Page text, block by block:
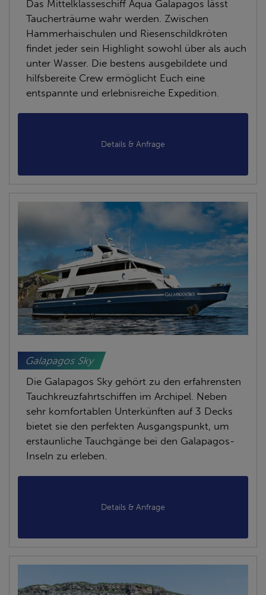
Das Mittelklasseschiff Aqua Galapagos lässt
Taucherträume wahr werden. Zwischen
Hammerhaischulen und Riesenschildkröten
findet jeder sein Highlight sowohl über als auch
unter Wasser. Die bestens ausgebildete und
hilfsbereite Crew ermöglicht Euch eine
entspannte und erlebnisreiche Expedition.
Details & Anfrage
Galapagos Sky
Die Galapagos Sky gehört zu den erfahrensten
Tauchkreuzfahrtschiffen im Archipel. Neben
sehr komfortablen Unterkünften auf 3 Decks
bietet sie den perfekten Ausgangspunkt, um
erstaunliche Tauchgänge bei den Galapagos-
Inseln zu erleben.
Details & Anfrage